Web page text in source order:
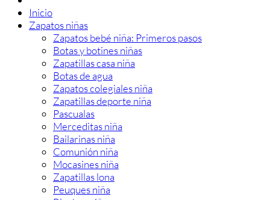
Inicio
Zapatos niñas
Zapatos bebé niña: Primeros pasos
Botas y botines niñas
Zapatillas casa niña
Botas de agua
Zapatos colegiales niña
Zapatillas deporte niña
Pascualas
Merceditas niña
Bailarinas niña
Comunión niña
Mocasines niña
Zapatillas lona
Peuques niña